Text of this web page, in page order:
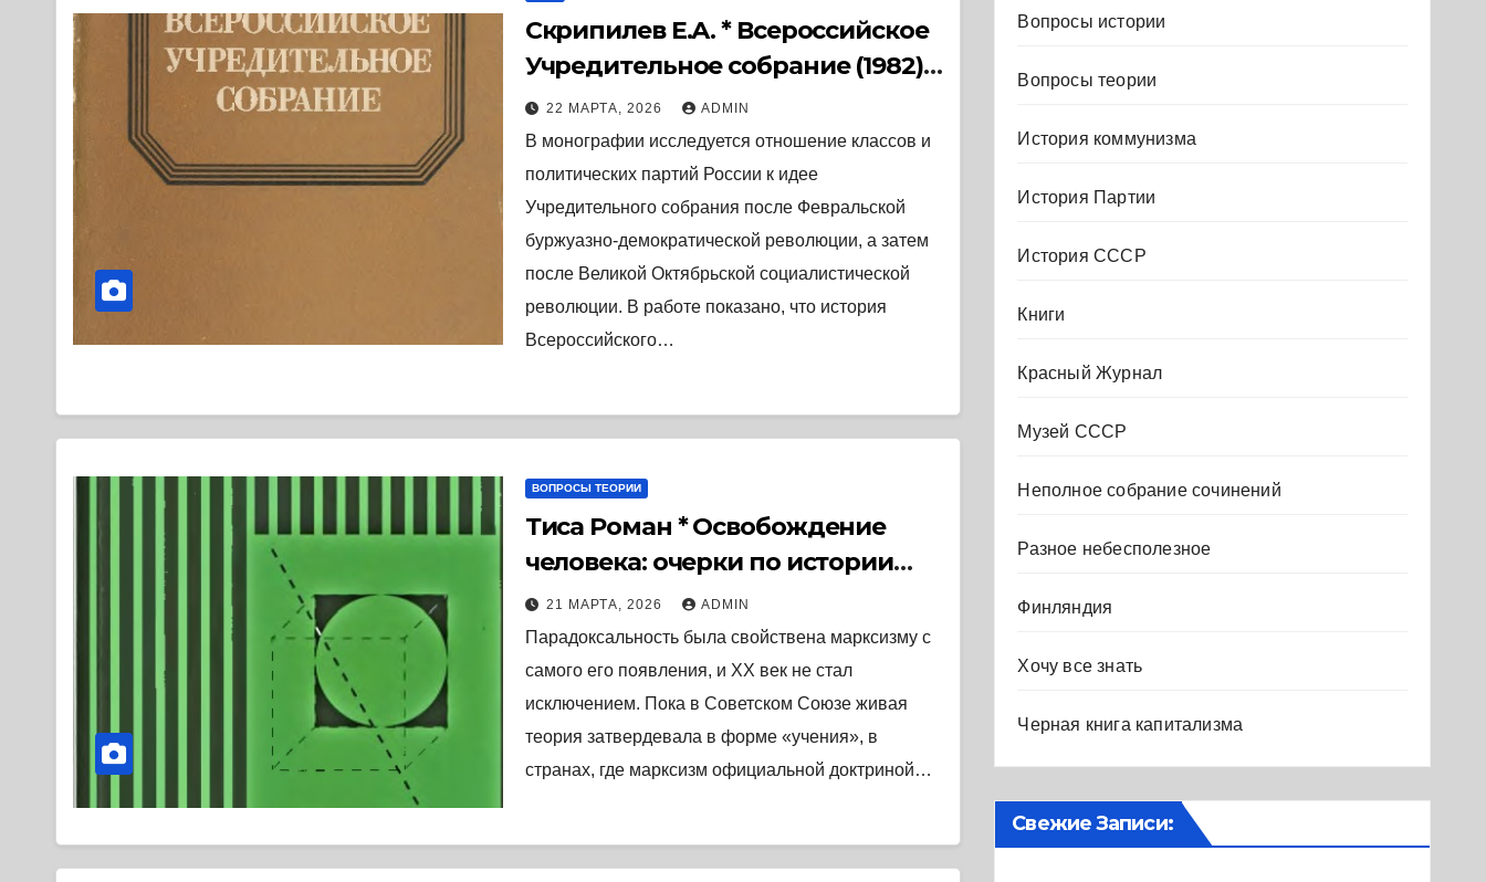
Скрипилев Е.А. * Всероссийское
Учредительное собрание (1982) *
Книга
22 МАРТА, 2026 ADMIN
В монографии исследуется отношение классов и
политических партий России к идее
Учредительного собрания после Февральской
буржуазно-демократической революции, а затем
после Великой Октябрьской социалистической
революции. В работе показано, что история
Всероссийского…
ВОПРОСЫ ТЕОРИИ
Тиса Роман * Освобождение
человека: очерки по истории
общественной мысли XX века
(2024) * Книга
21 МАРТА, 2026 ADMIN
Парадоксальность была свойствена марксизму с
самого его появления, и XX век не стал
исключением. Пока в Советском Союзе живая
теория затвердевала в форме «учения», в
странах, где марксизм официальной доктриной…
Вопросы истории
Вопросы теории
История коммунизма
История Партии
История СССР
Книги
Красный Журнал
Музей СССР
Неполное собрание сочинений
Разное небесполезное
Финляндия
Хочу все знать
Черная книга капитализма
Свежие Записи: